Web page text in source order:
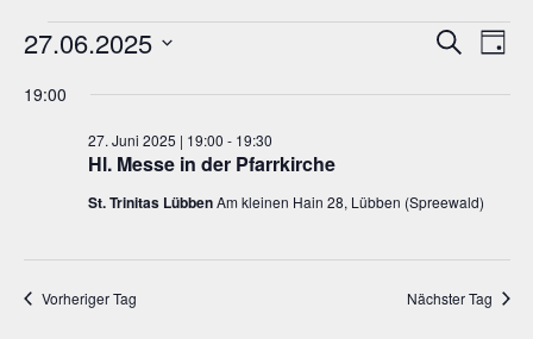
Suche
Suche
Tag
27.06.2025
wählen.
19:00
Hl. Messe in der Pfarrkirche
27. Juni 2025 | 19:00 - 19:30
St. Trinitas LübbenAm kleinen Hain 28, Lübben (Spreewald)
Vorheriger Tag Nächster Tag